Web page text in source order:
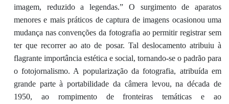
imagem, reduzido a legendas.” O surgimento de aparatos
menores e mais práticos de captura de imagens ocasionou uma
mudança nas convenções da fotografia ao permitirregistrar sem
ter que recorrer ao ato de posar. Tal deslocamento atribuiu à
flagrante importância estética e social, tornando-se o padrão para
o fotojornalismo. A popularização da fotografia, atribuída em
grande parte à portabilidade da câmera levou, na década de
1950, ao rompimento de fronteiras temáticas e ao